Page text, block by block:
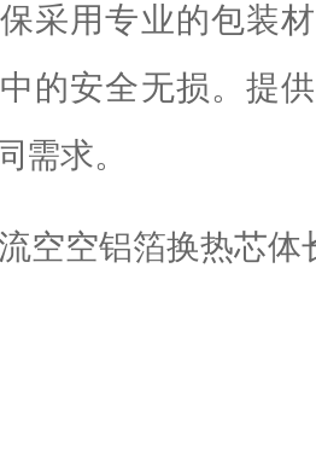
采用专业的包装
的安全无损。提
需求。